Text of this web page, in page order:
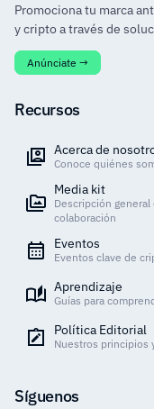
Promociona tu marca
y cripto a través de
Anúnciate →
Recursos
Acerca de
Conoce quiénes
Media kit
Descripción
colaboración
Eventos
Eventos clave de
Aprendizaje
Guías para
Política Editorial
Nuestros principios
Síguenos